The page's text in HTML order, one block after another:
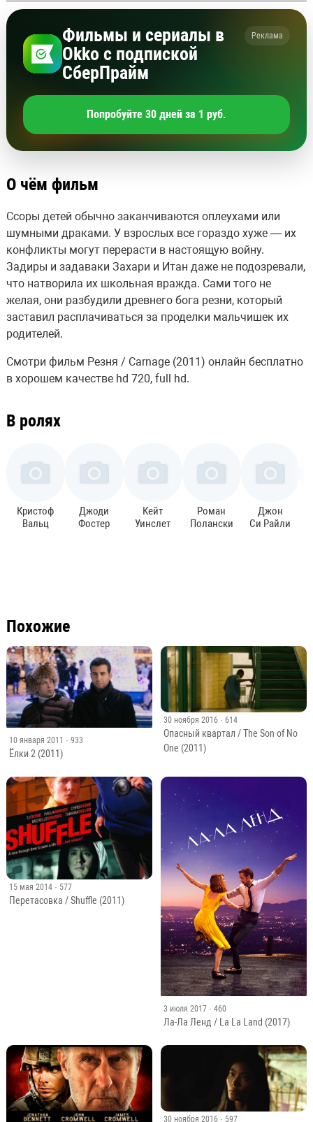
Фильмы и сериалы в
Okko с подпиской
СберПрайм
Реклама
Попробуйте 30 дней за 1 руб.
О чём фильм
Ссоры детей обычно заканчиваются оплеухами или
шумными драками. У взрослых все гораздо хуже — их
конфликты могут перерасти в настоящую войну.
Задиры и задаваки Захари и Итан даже не подозревали,
что натворила их школьная вражда. Сами того не
желая, они разбудили древнего бога резни, который
заставил расплачиваться за проделки мальчишек их
родителей.
Смотри фильм Резня / Carnage (2011) онлайн бесплатно
в хорошем качестве hd 720, full hd.
В ролях
Кристоф
Вальц
Джоди
Фостер
Кейт
Уинслет
Роман
Полански
Джон
Си Райли
Похожие
10 января 2011 · 933
Ёлки 2 (2011)
30 ноября 2016 · 614
Опасный квартал / The Son of No
One (2011)
15 мая 2014 · 577
Перетасовка / Shuffle (2011)
3 июля 2017 · 460
Ла-Ла Ленд / La La Land (2017)
30 ноября 2016 · 597